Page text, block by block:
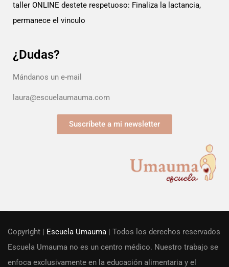
taller ONLINE destete respetuoso: Finaliza la lactancia,
permanece el vinculo
¿Dudas?
Mándanos un e-mail
laura@escuelaumauma.com
Suscríbete a mi newsletter
Copyright | Escuela Umauma | Todos los derechos reservados
Escuela Umauma no es un centro médico. Nuestro trabajo se
enfoca exclusivamente en la educación alimentaria y el